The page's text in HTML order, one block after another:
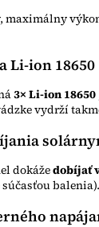
maximálny
Li-ion 18650
3× Li-ion 18650
vydrží
dokážedobíjať
balenia).